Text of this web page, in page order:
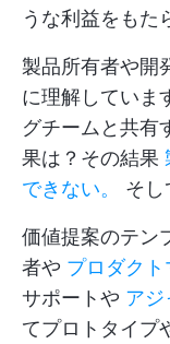
うな利益をもた
製品所有者や開
に理解していま
グチームと共有
果は？その結果
できない。
そし
価値提案のテン
者や プロダク
サポートや アジ
てプロトタイプ